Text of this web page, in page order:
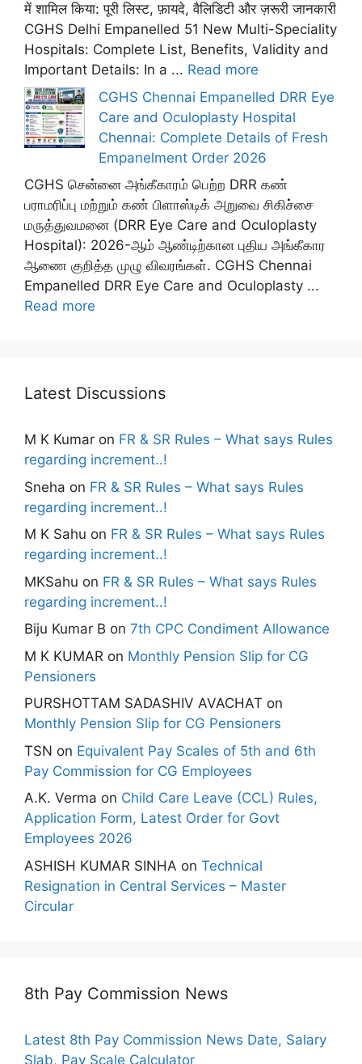
में शामिल किया: पूरी लिस्ट, फ़ायदे, वैलिडिटी और ज़रूरी जानकारी
CGHS Delhi Empanelled 51 New Multi-Speciality
Hospitals: Complete List, Benefits, Validity and
Important Details: In a ... Read more
CGHS Chennai Empanelled DRR Eye
Care and Oculoplasty Hospital
Chennai: Complete Details of Fresh
Empanelment Order 2026
CGHS சென்னை அங்கீகாரம் பெற்ற DRR கண்
பராமரிப்பு மற்றும் கண் பிளாஸ்டிக் அறுவை சிகிச்சை
மருத்துவமனை (DRR Eye Care and Oculoplasty
Hospital): 2026-ஆம் ஆண்டிற்கான புதிய அங்கீகார
ஆணை குறித்த முழு விவரங்கள். CGHS Chennai
Empanelled DRR Eye Care and Oculoplasty ...
Read more
Latest Discussions
M K Kumar on FR & SR Rules – What says Rules
regarding increment..!
Sneha on FR & SR Rules – What says Rules
regarding increment..!
M K Sahu on FR & SR Rules – What says Rules
regarding increment..!
MKSahu on FR & SR Rules – What says Rules
regarding increment..!
Biju Kumar B on 7th CPC Condiment Allowance
M K KUMAR on Monthly Pension Slip for CG
Pensioners
PURSHOTTAM SADASHIV AVACHAT on
Monthly Pension Slip for CG Pensioners
TSN on Equivalent Pay Scales of 5th and 6th
Pay Commission for CG Employees
A.K. Verma on Child Care Leave (CCL) Rules,
Application Form, Latest Order for Govt
Employees 2026
ASHISH KUMAR SINHA on Technical
Resignation in Central Services – Master
Circular
8th Pay Commission News
Latest 8th Pay Commission News Date, Salary
Slab, Pay Scale Calculator